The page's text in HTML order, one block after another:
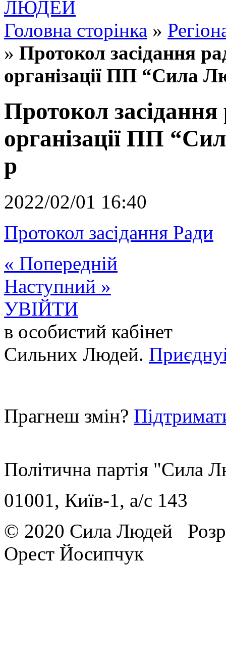
Головна сторінка »
» Протокол засідання
організації ПП “Сила
Протокол
організації ПП
р
2022/02/01 16:40
Протокол засідання Ради
« Попередній
Наступний »
УВІЙТИ
в особистий кабінет
Сильних Людей.
Прагнеш змін?
Політична партія "Сила
01001, Київ-1, a/c 143
© 2020 Сила Людей
Орест Йосипчук